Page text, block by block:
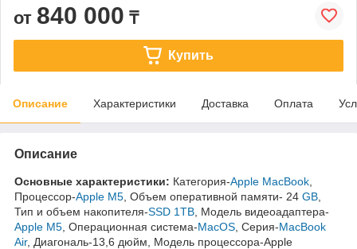
от 840 000 ₸
Купить
Описание Характеристики Доставка Оплата
Описание
Основные характеристики: Категория-Apple MacBook
Процессор-Apple M5 , Объем оперативной памяти- 24 GB
Тип и объем накопителя-SSD 1TB , Модель видеоадаптера-
Apple M5 , Операционная система-MacOS , Серия-MacBook
Air, Диагональ-13,6 дюйм, Модель процессора-Apple